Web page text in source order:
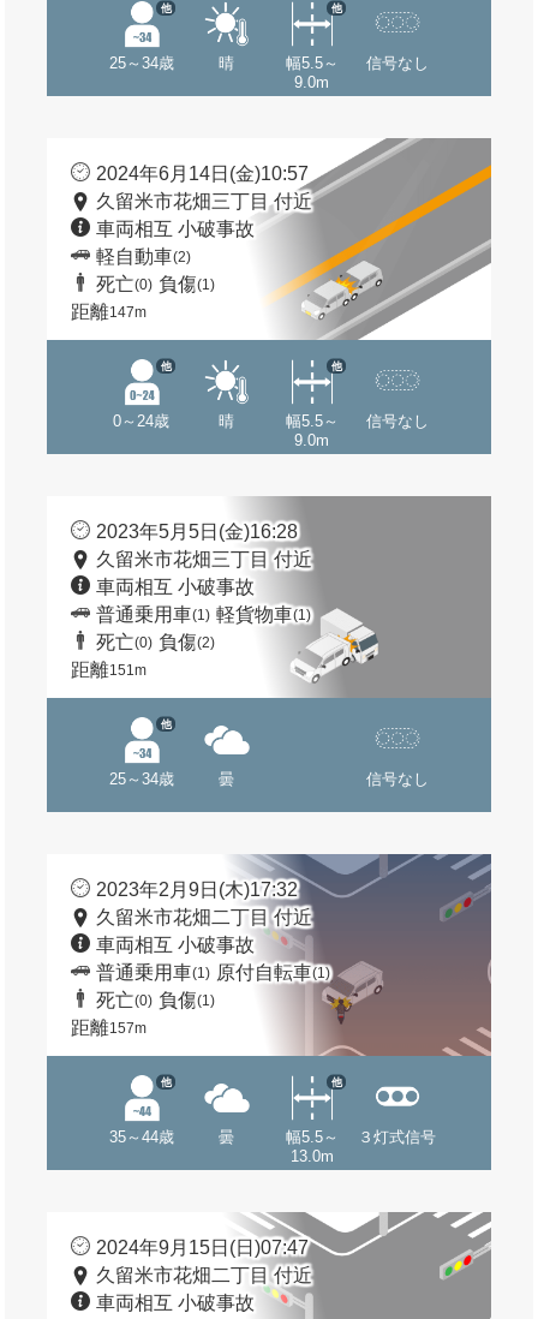
25～34歳
他
晴
幅5.5～
9.0m
他
信号なし
2024年6月14日(金)10:57
久留米市花畑三丁目 付近
車両相互 小破事故
軽自動車(2)
死亡(0) 負傷(1)
距離147m
0～24歳
他
晴
幅5.5～
9.0m
他
信号なし
2023年5月5日(金)16:28
久留米市花畑三丁目 付近
車両相互 小破事故
普通乗用車(1) 軽貨物車(1)
死亡(0) 負傷(2)
距離151m
25～34歳
他
曇 信号なし
2023年2月9日(木)17:32
久留米市花畑二丁目 付近
車両相互 小破事故
普通乗用車(1) 原付自転車(1)
死亡(0) 負傷(1)
距離157m
35～44歳
他
曇
幅5.5～
13.0m
他
３灯式信号
2024年9月15日(日)07:47
久留米市花畑二丁目 付近
車両相互 小破事故